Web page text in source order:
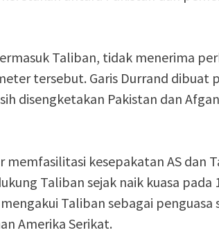
Taliban, tidak menerima
tersebut. Garis Durrand dibuat
disengketakan Pakistan dan
memfasilitasi kesepakatan AS dan
Taliban sejak naik kuasa pada
Taliban sebagai penguasa
Amerika Serikat.